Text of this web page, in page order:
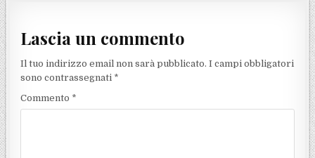
Lascia un commento
Il tuo indirizzo email non sarà pubblicato. I campi obbligatori
sono contrassegnati *
Commento *